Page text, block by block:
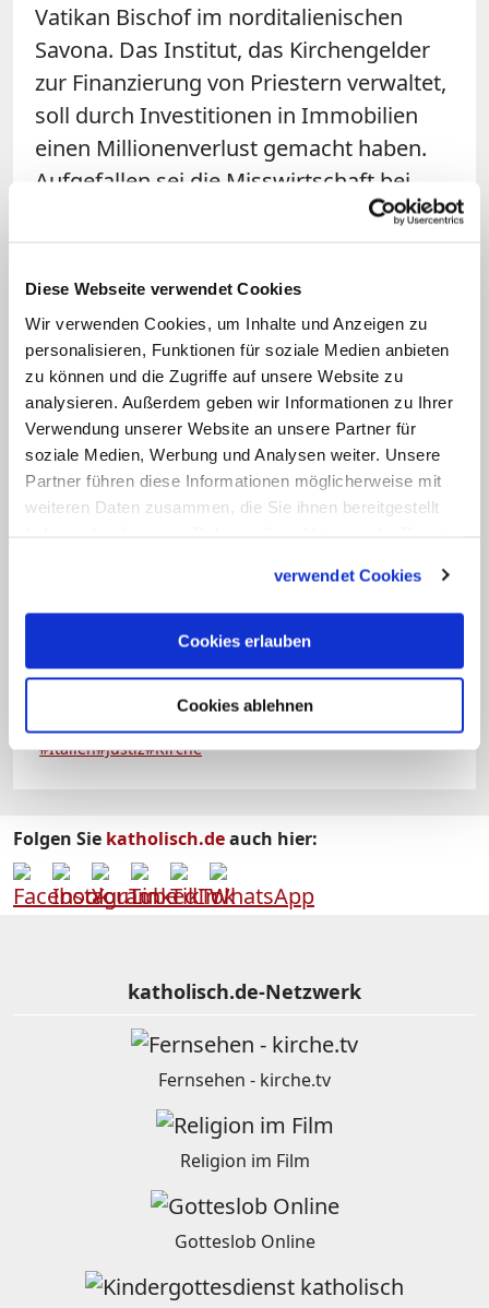
Diese Webseite verwendet Cookies
Wir verwenden Cookies, um Inhalte und Anzeigen zu
personalisieren, Funktionen für soziale Medien anbieten
zu können und die Zugriffe auf unsere Website zu
analysieren. Außerdem geben wir Informationen zu Ihrer
Verwendung unserer Website an unsere Partner für
soziale Medien, Werbung und Analysen weiter. Unsere
Partner führen diese Informationen möglicherweise mit
weiteren Daten zusammen, die Sie ihnen bereitgestellt
verwendet Cookies
Cookies erlauben
Cookies ablehnen
Vatikan Bischof im norditalienischen
Savona. Das Institut, das Kirchengelder
zur Finanzierung von Priestern verwaltet,
soll durch Investitionen in Immobilien
einen Millionenverlust gemacht haben.
Aufgefallen sei die Misswirtschaft bei
einer Überprüfung der Bilanzen aus dem
Die Staatsanwaltschaft von Savona wollte
sich auf Anfrage der Katholischen
Nachrichten-Agentur (KNA) nicht dazu
äußern. Laut dem Zeitungsbericht wird
auch gegen Pietro Tartarotti, der das
Diözesaninstitut bis 2014 leitete und
seinen Stellvertreter, Gianmichele Baldi,
den Vorfällen befragt worden sein. (KNA)
Schlagworte:
#Italien#Justiz#Kirche
Folgen Sie katholisch.deauch hier:
katholisch.de-Netzwerk
Fernsehen - kirche.tv
Religion im Film
Gotteslob Online